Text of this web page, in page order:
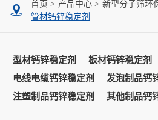
首页 产品中心
新型分子筛环
管材钙锌稳定剂
型材钙锌稳定剂 板材钙锌稳定剂
电线电缆钙锌稳定剂
发泡制品钙
注塑制品钙锌稳定剂
其他制品钙